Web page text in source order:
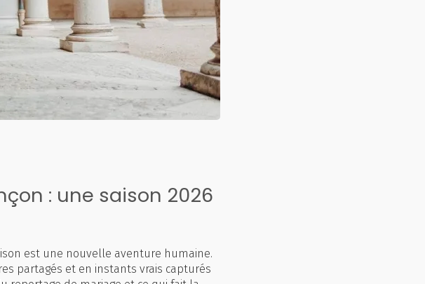
: une saison 2026
est une nouvelle aventure humaine.
partagés et en instants vrais capturés